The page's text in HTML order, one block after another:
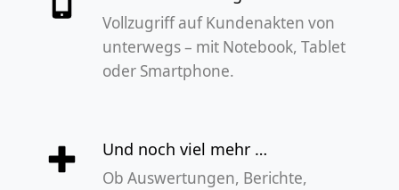
Vollzugriff auf Kundenakten von
unterwegs – mit Notebook, Tablet
oder Smartphone.
Und noch viel mehr …
Ob Auswertungen, Berichte,